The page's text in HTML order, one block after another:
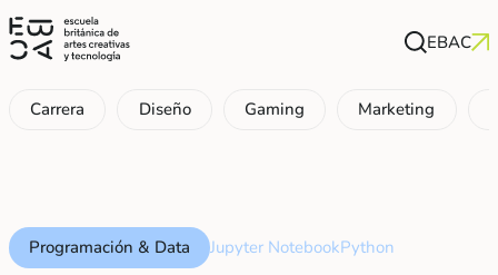
Carrera Diseño Gaming Marketing
EBAC
Programación & Data Jupyter NotebookPython